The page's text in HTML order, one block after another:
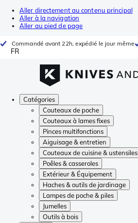
Aller directement au contenu principal
Aller à la navigation
Aller au pied de page
Commandé avant 22h, expédié le jour même
FR
Catégories
Couteaux de poche
Couteaux à lames fixes
Pinces multifonctions
Aiguisage & entretien
Couteaux de cuisine & ustensiles
Poêles & casseroles
Extérieur & Équipement
Haches & outils de jardinage
Lampes de poche & piles
Jumelles
Outils à bois